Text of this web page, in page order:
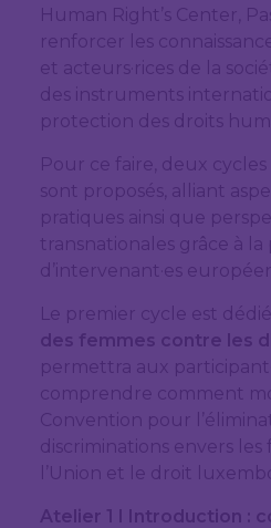
Human Right’s Center,
renforcer les
et acteurs·rices de la
des instruments
protection des droits
Pour ce faire, deux
sont proposés, alliant
pratiques ainsi que
transnationales grâce à la
d’intervenant·es
Le premier cycle est
des femmes contre les
permettra aux
comprendre comment
Convention pour
discriminations envers
l’Union et le droit
Atelier 1 I Introduction :